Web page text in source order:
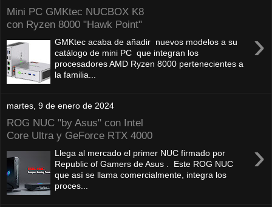
Mini PC GMKtec NUCBOX K8
con Ryzen 8000 "Hawk Point"
›
GMKtec acaba de añadir nuevos modelos a su
catálogo de mini PC que integran los
procesadores AMD Ryzen 8000 pertenecientes a
la familia...
martes, 9 de enero de 2024
ROG NUC "by Asus" con Intel
Core Ultra y GeForce RTX 4000
›
Llega al mercado el primer NUC firmado por
Republic of Gamers de Asus . Este ROG NUC
que así se llama comercialmente, integra los
proces...